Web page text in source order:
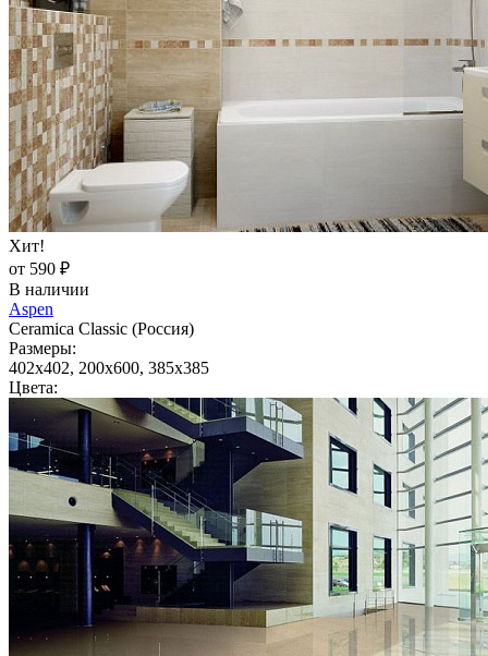
Хит!
от 590 ₽
В наличии
Aspen
Ceramica Classic (Россия)
Размеры:
402x402, 200x600, 385x385
Цвета: